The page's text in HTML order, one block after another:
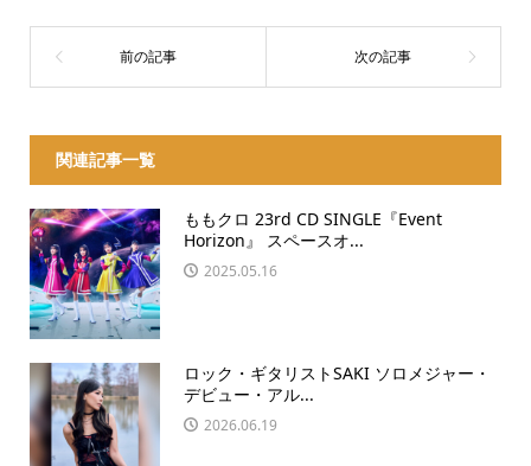
関連記事一覧
ももクロ 23rd CD SINGLE『Event
Horizon』 スペースオ...
2025.05.16
ロック・ギタリストSAKI ソロメジャー・
デビュー・アル...
2026.06.19